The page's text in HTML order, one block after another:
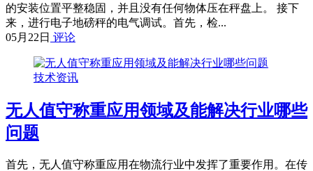
的安装位置平整稳固，并且没有任何物体压在秤盘上。 接下
来，进行电子地磅秤的电气调试。首先，检...
05月22日 评论
技术资讯
无人值守称重应用领域及能解决行业哪些
问题
首先，无人值守称重应用在物流行业中发挥了重要作用。在传